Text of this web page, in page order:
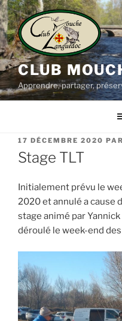
Aller
au
contenu
principal
CLUB
Apprendre, partager,
PUBLIÉ
LE
17 DÉCEMBRE 2020 PAR
Stage TLT
Initialement prévu le
2020 et annulé a cause
stage animé par
déroulé le week-end